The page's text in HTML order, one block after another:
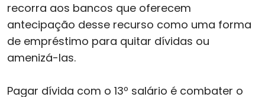
recorra aos bancos que oferecem
antecipação desse recurso como uma forma
de empréstimo para quitar dívidas ou
amenizá-las.
Pagar dívida com o 13º salário é combater o